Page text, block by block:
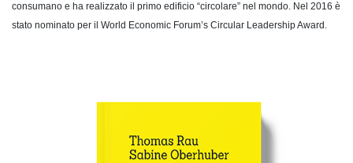
consumano e ha realizzato il primo edificio “circolare” nel mondo. Nel 2016 è
stato nominato per il World Economic Forum’s Circular Leadership Award.